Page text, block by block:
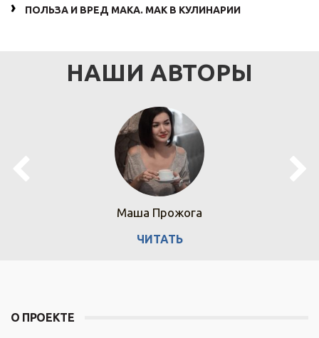
ПОЛЬЗА И ВРЕД МАКА. МАК В КУЛИНАРИИ
НАШИ АВТОРЫ
Маша Прожога
ЧИТАТЬ
О ПРОЕКТЕ